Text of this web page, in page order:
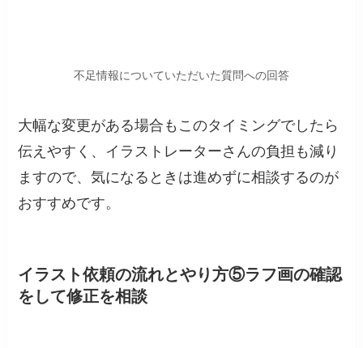
不足情報についていただいた質問への回答
大幅な変更がある場合もこのタイミングでしたら
伝えやすく、イラストレーターさんの負担も減り
ますので、気になるときは進めずに相談するのが
おすすめです。
イラスト依頼の流れとやり方⑤ラフ画の確認
をして修正を相談